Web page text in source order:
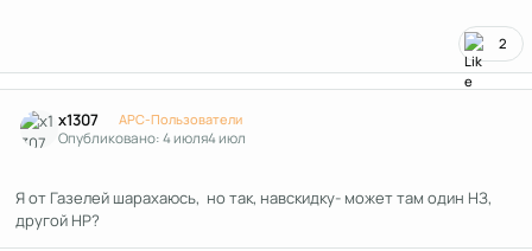
2
x1307 APC-Пользователи
Опубликовано:4 июля4 июл
Я от Газелей шарахаюсь, но так, навскидку- может там один НЗ,
другой НР?